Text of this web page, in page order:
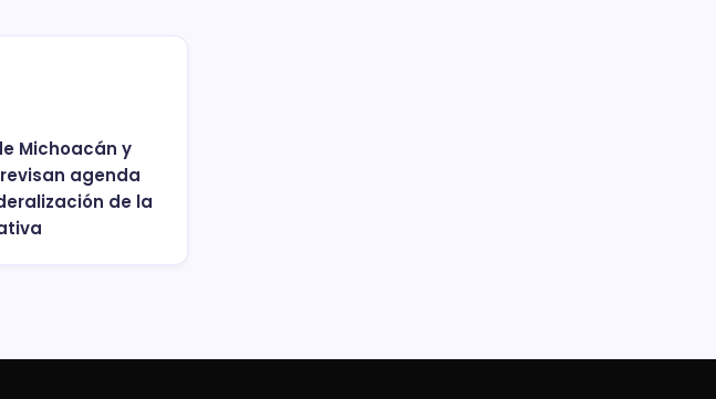
Michoacán y
agenda
de la